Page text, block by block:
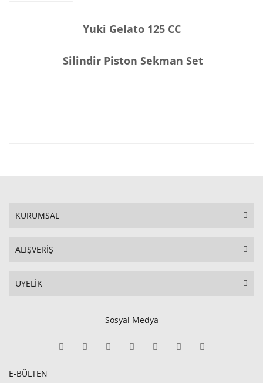
Yuki Gelato 125 CC
Silindir Piston Sekman Set
KURUMSAL
ALIŞVERİŞ
ÜYELİK
Sosyal Medya
E-BÜLTEN